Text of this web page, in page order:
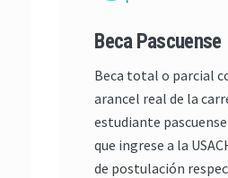
Beca Pascuense
Beca total o parcial
arancel real de la
estudiante
que ingrese a la
de postulación